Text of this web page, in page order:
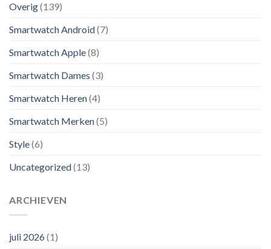
Overig(139)
Smartwatch Android(7)
Smartwatch Apple(8)
Smartwatch Dames (3)
Smartwatch Heren(4)
Smartwatch Merken(5)
Style(6)
Uncategorized(13)
ARCHIEVEN
juli 2026(1)